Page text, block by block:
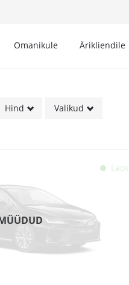
Omanikule Ärikliendile
Hind Valikud
Laos